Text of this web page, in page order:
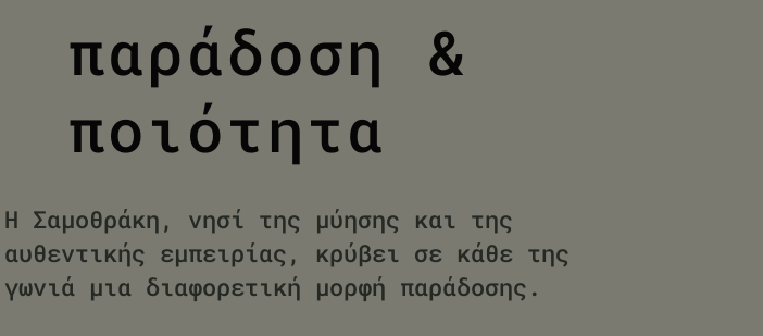
παράδοση &
ποιότητα
Η Σαμοθράκη, νησί της μύησης και της
αυθεντικής εμπειρίας, κρύβει σε κάθε της
γωνιά μια διαφορετική μορφή παράδοσης.